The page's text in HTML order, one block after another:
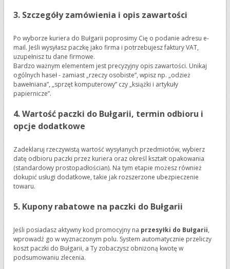
3. Szczegóły zamówienia i opis zawartości
Po wyborze kuriera do Bułgarii poprosimy Cię o podanie adresu e-
mail. Jeśli wysyłasz paczkę jako firma i potrzebujesz faktury VAT,
uzupełnisz tu dane firmowe.
Bardzo ważnym elementem jest precyzyjny opis zawartości. Unikaj
ogólnych haseł - zamiast „rzeczy osobiste”, wpisz np. „odzież
bawełniana”, „sprzęt komputerowy” czy „książki i artykuły
papiernicze”.
4. Wartość paczki do Bułgarii, termin odbioru i
opcje dodatkowe
Zadeklaruj rzeczywistą wartość wysyłanych przedmiotów, wybierz
datę odbioru paczki przez kuriera oraz określ kształt opakowania
(standardowy prostopadłościan). Na tym etapie możesz również
dokupić usługi dodatkowe, takie jak rozszerzone ubezpieczenie
towaru.
5. Kupony rabatowe na paczki do Bułgarii
Jeśli posiadasz aktywny kod promocyjny na przesyłki do Bułgarii,
wprowadź go w wyznaczonym polu. System automatycznie przeliczy
koszt paczki do Bułgarii, a Ty zobaczysz obniżoną kwotę w
podsumowaniu zlecenia.